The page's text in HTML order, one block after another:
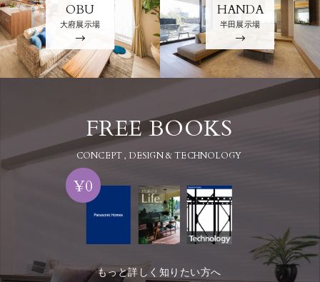
OBU
大府展示場
HANDA
半田展示場
FREE BOOKS
CONCEPT , DESIGN & TECHNOLOGY
¥0
もっと詳しく知りたい方へ